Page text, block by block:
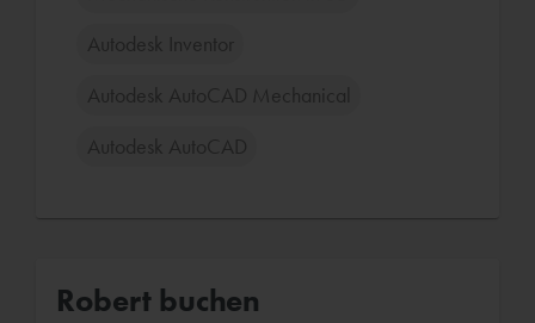
Autodesk Inventor
Autodesk AutoCAD Mechanical
Autodesk AutoCAD
Robert buchen